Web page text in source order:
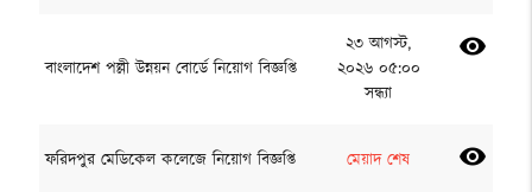
বাংলাদেশ পল্লী উন্নয়ন বোর্ডে নিয়োগ বিজ্ঞপ্তি
২৩ আগস্ট,
২০২৬ ০৫:০০
সন্ধ্যা
visibility
ফরিদপুর মেডিকেল কলেজে নিয়োগ বিজ্ঞপ্তি মেয়াদ শেষ visibility